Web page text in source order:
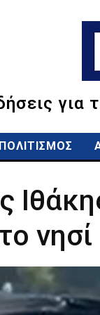
για
ΠΟΛΙΤΙΣΜΟΣ